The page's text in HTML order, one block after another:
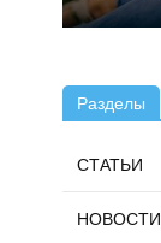
Разделы
СТАТЬИ
НОВОСТИ